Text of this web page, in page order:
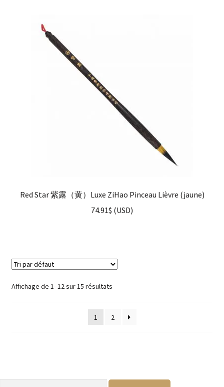
Red Star 紫露（黄）Luxe ZiHao Pinceau Lièvre (jaune)
74.91$ (USD)
Affichage de 1–12 sur 15 résultats
1 2